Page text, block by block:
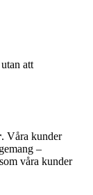
att
. Våra kunder
–
våra kunder